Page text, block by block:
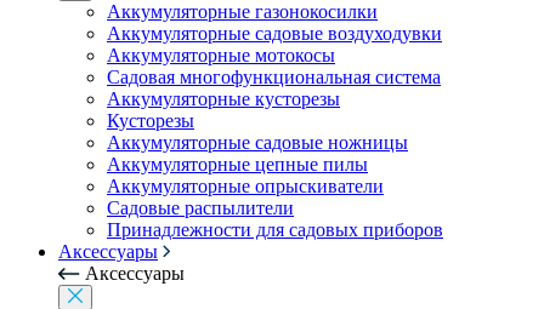
Аккумуляторные газонокосилки
Аккумуляторные садовые воздуходувки
Аккумуляторные мотокосы
Садовая многофункциональная система
Аккумуляторные кусторезы
Кусторезы
Аккумуляторные садовые ножницы
Аккумуляторные цепные пилы
Аккумуляторные опрыскиватели
Садовые распылители
Принадлежности для садовых приборов
Аксессуары
Аксессуары